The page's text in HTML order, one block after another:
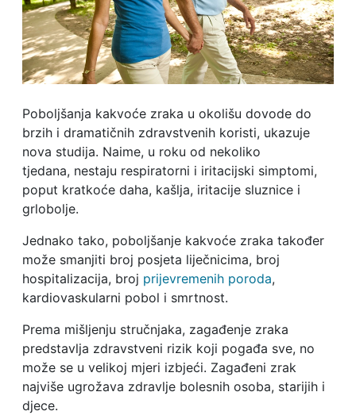
Poboljšanja kakvoće zraka u okolišu dovode do
brzih i dramatičnih zdravstvenih koristi, ukazuje
nova studija. Naime, u roku od nekoliko
tjedana, nestaju respiratorni i iritacijski simptomi,
poput kratkoće daha, kašlja, iritacije sluznice i
grlobolje.
Jednako tako, poboljšanje kakvoće zraka također
može smanjiti broj posjeta liječnicima, broj
hospitalizacija, broj prijevremenih poroda,
kardiovaskularni pobol i smrtnost.
Prema mišljenju stručnjaka, zagađenje zraka
predstavlja zdravstveni rizik koji pogađa sve, no
može se u velikoj mjeri izbjeći. Zagađeni zrak
najviše ugrožava zdravlje bolesnih osoba, starijih i
djece.